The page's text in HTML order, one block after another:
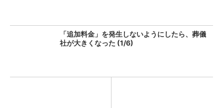
「追加料金」を発生しないようにしたら、葬儀
社が大きくなった (1/6)